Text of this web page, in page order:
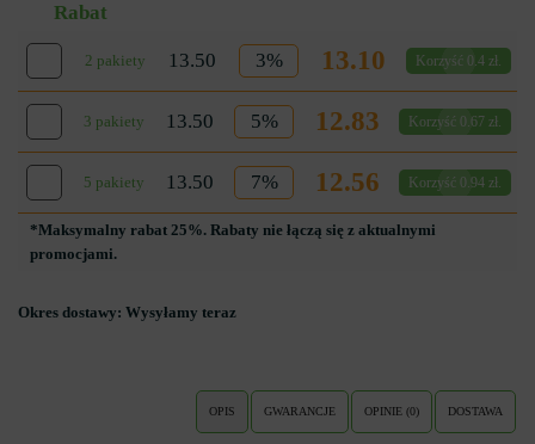
Rabat
2 pakiety 13.50 3% 13.10 Korzyść 0.4 zł.
3 pakiety 13.50 5% 12.83 Korzyść 0.67 zł.
5 pakiety 13.50 7% 12.56 Korzyść 0.94 zł.
*Maksymalny rabat 25%. Rabaty nie łączą się z aktualnymi
promocjami.
Okres dostawy: Wysyłamy teraz
OPIS GWARANCJE OPINIE (0) DOSTAWA